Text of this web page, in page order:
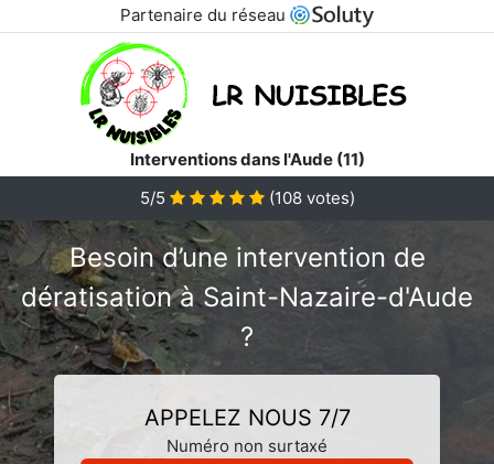
Partenaire du réseau
Interventions dans l'Aude (11)
5/5
(108votes)
Besoin d’une intervention de
dératisation à Saint-Nazaire-d'Aude
?
APPELEZ NOUS 7/7
Numéro non surtaxé